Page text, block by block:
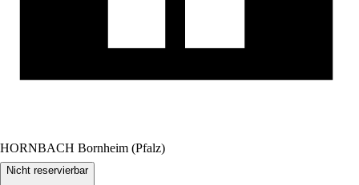
HORNBACH Bornheim (Pfalz)
Nicht reservierbar